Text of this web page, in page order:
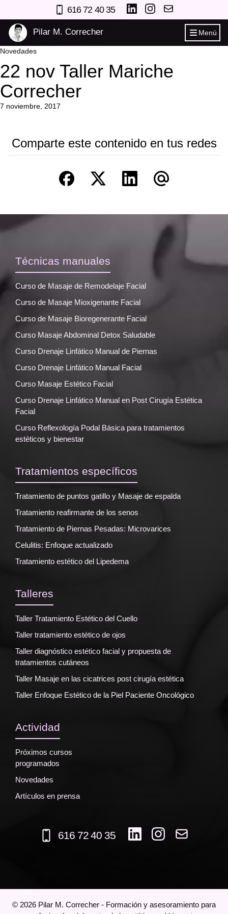
616 72 40 35
Pilar M. Correcher Menú
Novedades
22 nov Taller Mariche
Correcher
7 noviembre, 2017
Comparte este contenido en tus redes
Técnicas manuales
Curso de Masaje de Remodelaje Facial
Curso de Masaje Mioxigenante Facial
Curso de Masaje Bioregenerante Facial
Curso Masaje Abdominal Detox Saludable
Curso Drenaje Linfático Manual de Piernas
Curso Drenaje Linfático Manual Facial
Curso Masaje Estético Facial
Curso Drenaje Linfático Manual en Post Cirugía Estética
Facial
Curso Reflexología Podal Básica para tratamientos
estéticos y bienestar
Tratamientos específicos
Tratamiento de puntos gatillo y Masaje de espalda
Tratamiento reafirmante de los senos
Tratamiento de Piernas Pesadas: Microvarices
Celulitis: Enfoque actualizado
Tratamiento estético del Lipedema
Talleres
Taller Tratamiento Estético del Cuello
Taller tratamiento estético de ojos
Taller diagnóstico estético facial y propuesta de
tratamientos cutáneos
Taller Masaje en las cicatrices post cirugía estética
Taller Enfoque Estético de la Piel Paciente Oncológico
Actividad
Próximos cursos
programados
Novedades
Artículos en prensa
616 72 40 35
© 2026 Pilar M. Correcher - Formación y asesoramiento para